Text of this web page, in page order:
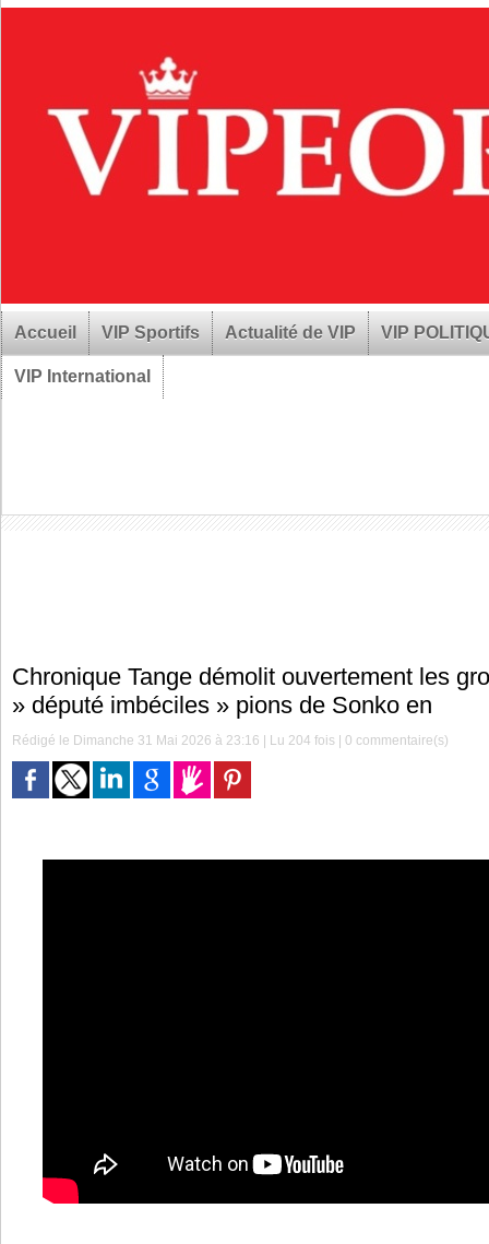
Accueil VIP Sportifs Actualité de VIP VIP
VIP International
Chronique Tange démolit ouvertement les
» député imbéciles » pions de Sonko en
Rédigé le Dimanche 31 Mai 2026 à 23:16 | Lu 204 fois |0 commentaire(s)